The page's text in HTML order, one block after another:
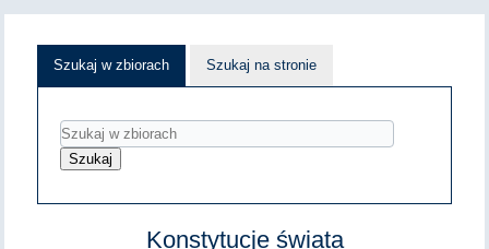
Szukaj w zbiorach Szukaj na stronie
Konstytucje świata